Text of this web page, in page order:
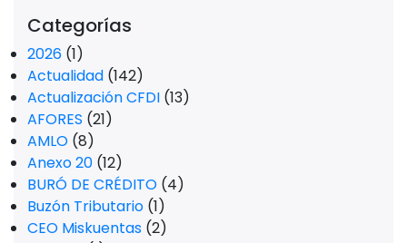
Categorías
2026 (1)
Actualidad (142)
Actualización CFDI (13)
AFORES (21)
AMLO (8)
Anexo 20 (12)
BURÓ DE CRÉDITO (4)
Buzón Tributario (1)
CEO Miskuentas (2)